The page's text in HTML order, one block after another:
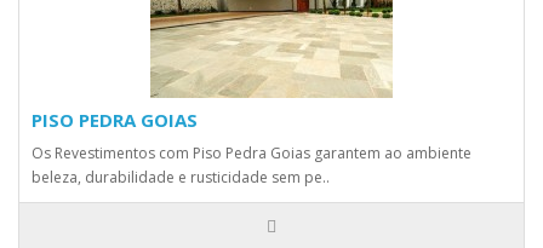
PISO PEDRA GOIAS
Os Revestimentos com Piso Pedra Goias garantem ao ambiente
beleza, durabilidade e rusticidade sem pe..